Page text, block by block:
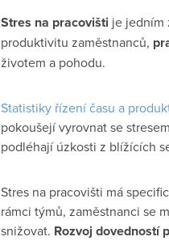
Stres na pracovišti je jedním
produktivitu zaměstnanců,
životem a pohodu.
Statistiky řízení času a
pokoušejí vyrovnat se
podléhají úzkosti z blížících
Stres na pracovišti má
rámci týmů, zaměstnanci se
snižovat. Rozvoj dovedností